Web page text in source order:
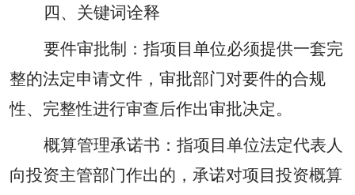
四、关键词诠释
要件审批制：指项目单位必须提供一套完
整的法定申请文件，审批部门对要件的合规
性、完整性进行审查后作出审批决定。
概算管理承诺书：指项目单位法定代表人
向投资主管部门作出的，承诺对项目投资概算